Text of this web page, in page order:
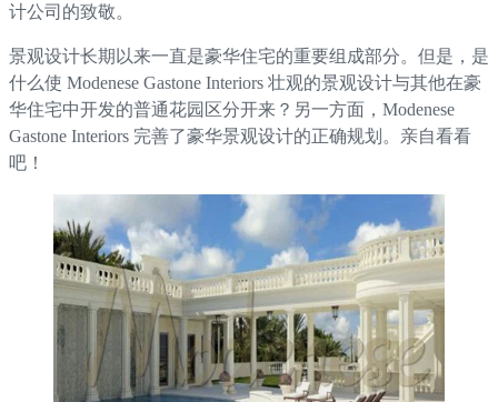
计公司的致敬。
景观设计长期以来一直是豪华住宅的重要组成部分。但是，是
什么使 Modenese Gastone Interiors 壮观的景观设计与其他在豪
华住宅中开发的普通花园区分开来？另一方面，Modenese
Gastone Interiors 完善了豪华景观设计的正确规划。亲自看看
吧！